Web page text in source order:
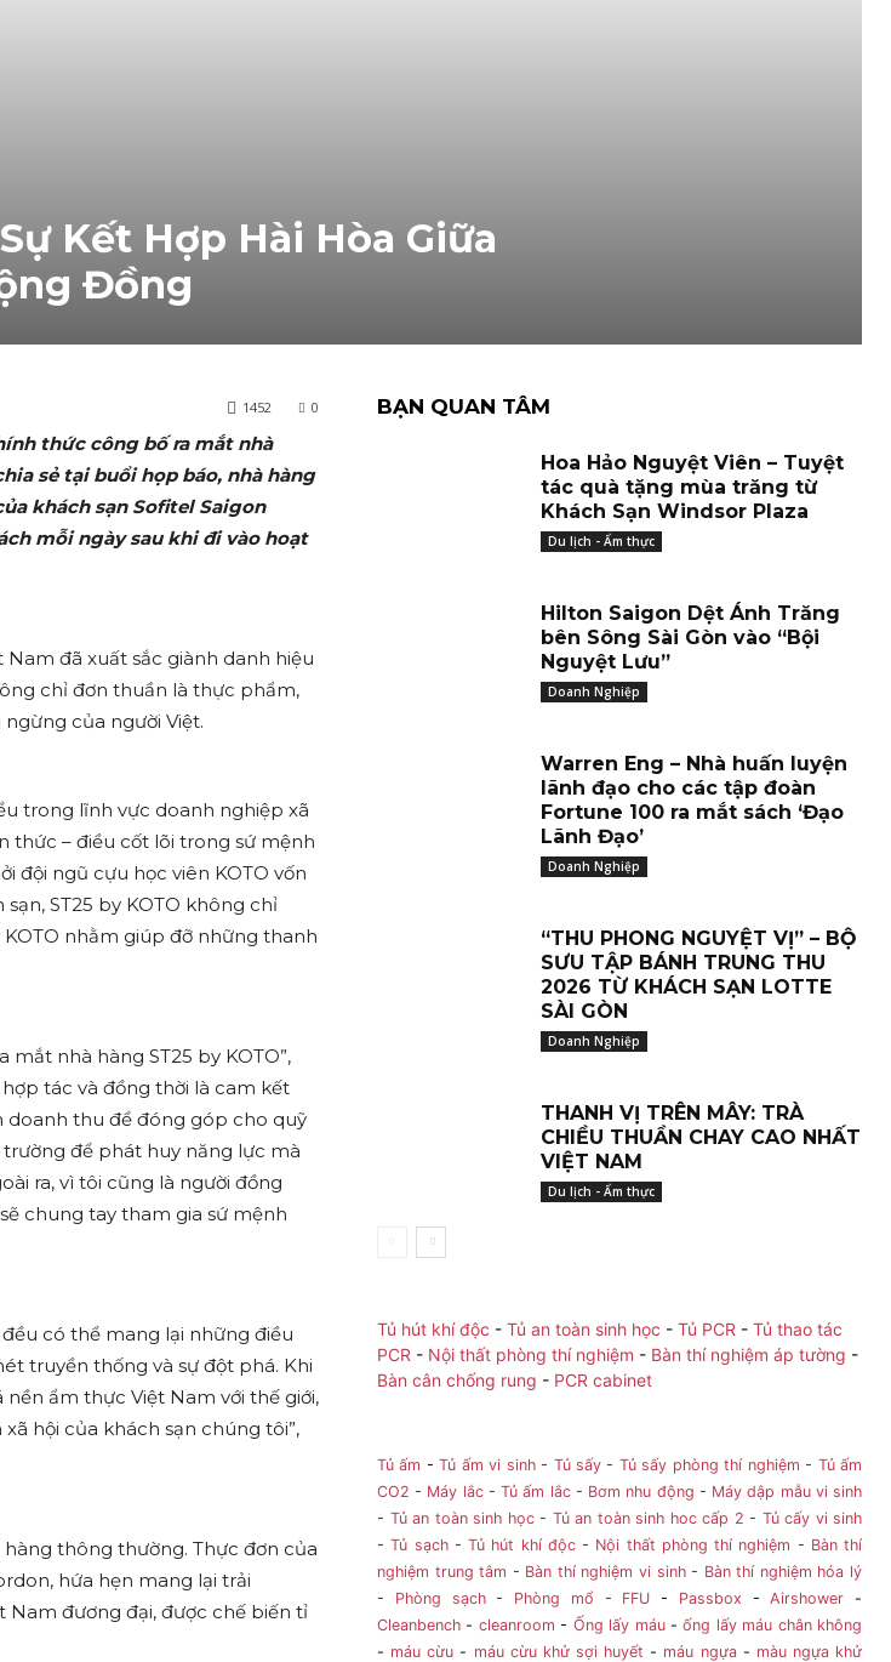
Kết Hợp Hài Hòa Giữa
Đồng
0
1452
thức công bố ra mắt nhà
sẻ tại buổi họp báo, nhà hàng
khách sạn Sofitel Saigon
mỗi ngày sau khi đi vào hoạt
Nam đã xuất sắc giành danh hiệu
chỉ đơn thuần là thực phẩm,
của người Việt.
trong lĩnh vực doanh nghiệp xã
thức – điều cốt lõi trong sứ mệnh
đội ngũ cựu học viên KOTO vốn
ST25 by KOTO không chỉ
nhằm giúp đỡ những thanh
nhà hàng ST25 by KOTO”,
tác và đồng thời là cam kết
doanh thu để đóng góp cho quỹ
để phát huy năng lực mà
ra, vì tôi cũng là người đồng
chung tay tham gia sứ mệnh
có thể mang lại những điều
truyền thống và sự đột phá. Khi
ẩm thực Việt Nam với thế giới,
hội của khách sạn chúng tôi”,
thông thường. Thực đơn của
hứa hẹn mang lại trải
Nam đương đại, được chế biến tỉ
BẠN QUAN TÂM
Hoa Hảo Nguyệt Viên – Tuyệt
tác quà tặng mùa trăng từ
Khách Sạn Windsor Plaza
Du lịch - Ẩm thực
Hilton Saigon Dệt Ánh Trăng
bên Sông Sài Gòn vào “Bội
Nguyệt Lưu”
Doanh Nghiệp
Warren Eng – Nhà huấn luyện
lãnh đạo cho các tập đoàn
Fortune 100 ra mắt sách ‘Đạo
Lãnh Đạo’
Doanh Nghiệp
“THU PHONG NGUYỆT VỊ” – BỘ
SƯU TẬP BÁNH TRUNG THU
2026 TỪ KHÁCH SẠN LOTTE
SÀI GÒN
Doanh Nghiệp
THANH VỊ TRÊN MÂY: TRÀ
CHIỀU THUẦN CHAY CAO NHẤT
VIỆT NAM
Du lịch - Ẩm thực
Tủ hút khí độc - Tủ an toàn sinh học - Tủ PCR - Tủ thao tác
PCR - Nội thất phòng thí nghiệm - Bàn thí nghiệm áp tường -
Bàn cân chống rung - PCR cabinet
Tủ ấm -Tủ ấm vi sinh- Tủ sấy - Tủ sấy phòng thí nghiệm - Tủ ấm
CO2 - Máy lắc-Tủ ấm lắc- Bơm nhu động - Máy dập mẫu vi sinh
- Tủ an toàn sinh học- Tủ an toàn sinh hoc cấp 2 - Tủ cấy vi sinh
-Tủ sạch- Tủ hút khí độc- Nội thất phòng thí nghiệm - Bàn thí
nghiệm trung tâm - Bàn thí nghiệm vi sinh- Bàn thí nghiệm hóa lý
- Phòng sạch- Phòng mổ - FFU - Passbox -Airshower -
Cleanbench - cleanroom - Ống lấy máu-ống lấy máu chân không
- máu cừu - máu cừu khử sợi huyết - máu ngựa- màu ngựa khử